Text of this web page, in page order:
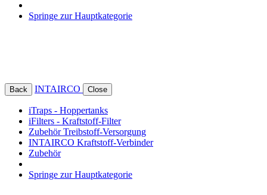
Springe zur Hauptkategorie
Back INTAIRCO Close
iTraps - Hoppertanks
iFilters - Kraftstoff-Filter
Zubehör Treibstoff-Versorgung
INTAIRCO Kraftstoff-Verbinder
Zubehör
Springe zur Hauptkategorie